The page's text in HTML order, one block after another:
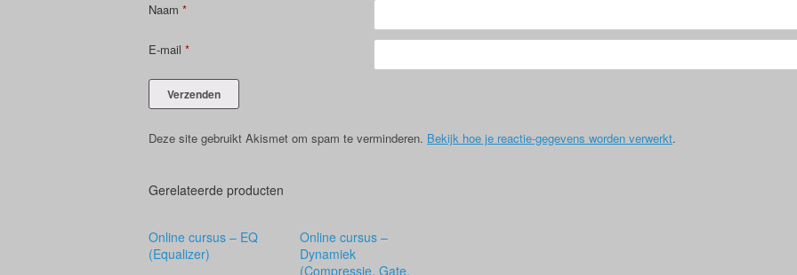
Naam *
E-mail *
Deze site gebruikt Akismet om spam te verminderen. Bekijk hoe je reactie-gegevens worden verwerkt.
Gerelateerde producten
Online cursus – EQ
(Equalizer)
Online cursus –
Dynamiek
(Compressie, Gate,